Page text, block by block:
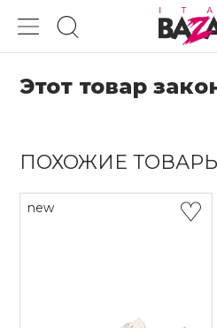
Этот товар
ПОХОЖИЕ
new